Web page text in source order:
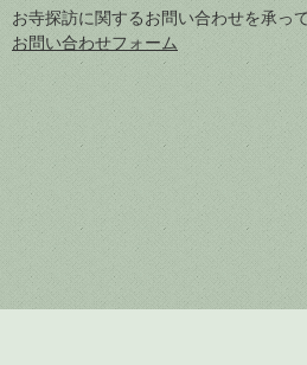
お寺探訪に関するお問い合わせを承っ
お問い合わせフォーム